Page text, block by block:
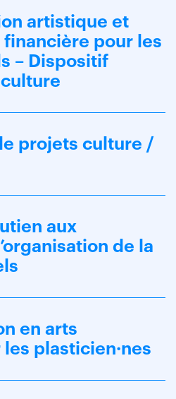
artistique et
pour les
– Dispositif
projets culture /
aux
de la
en arts
plasticien·nes